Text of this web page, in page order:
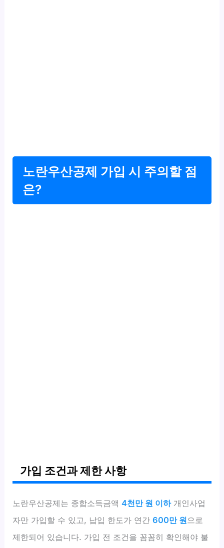
노란우산공제 가입 시 주의할 점
은?
가입 조건과 제한 사항
노란우산공제는 종합소득금액4천만 원 이하개인사업
자만 가입할 수 있고, 납입 한도가 연간600만 원으로
제한되어 있습니다. 가입 전 조건을 꼼꼼히 확인해야 불